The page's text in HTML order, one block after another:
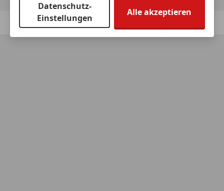
Zurück
Datenschutz-
Einstellungen
Alle akzeptieren